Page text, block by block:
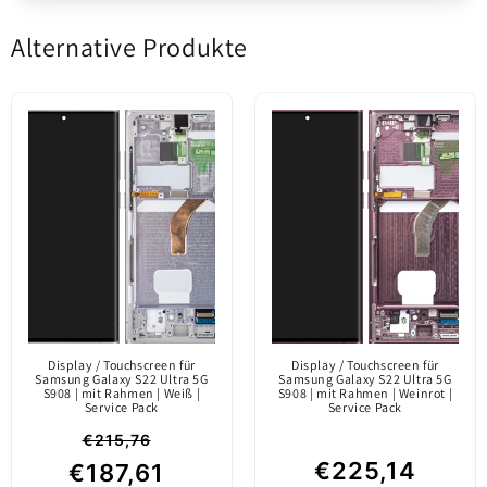
Bildschirm
Verkaufspaket
Service paket info
Originalteil / auf dem
offizielle Kanäle
eingeführt. Sie wird
vom Hersteller des
hergestellt.
Original Service Pack GH82-27488D. Sofort
lieferbar. Jetzt das Display günstig online
Schreiben Sie die erste Bewertung
Bewertung schreiben
Alternative Produkte
Display / Touchscreen für
Samsung Galaxy S22 Ultra 5G
S908 | mit Rahmen | Weiß |
Service Pack
€215,76
€187,61
Display / Touchscreen für
Samsung Galaxy S22 Ultra 5G
S908 | mit Rahmen | Weinrot |
Service Pack
€225,14